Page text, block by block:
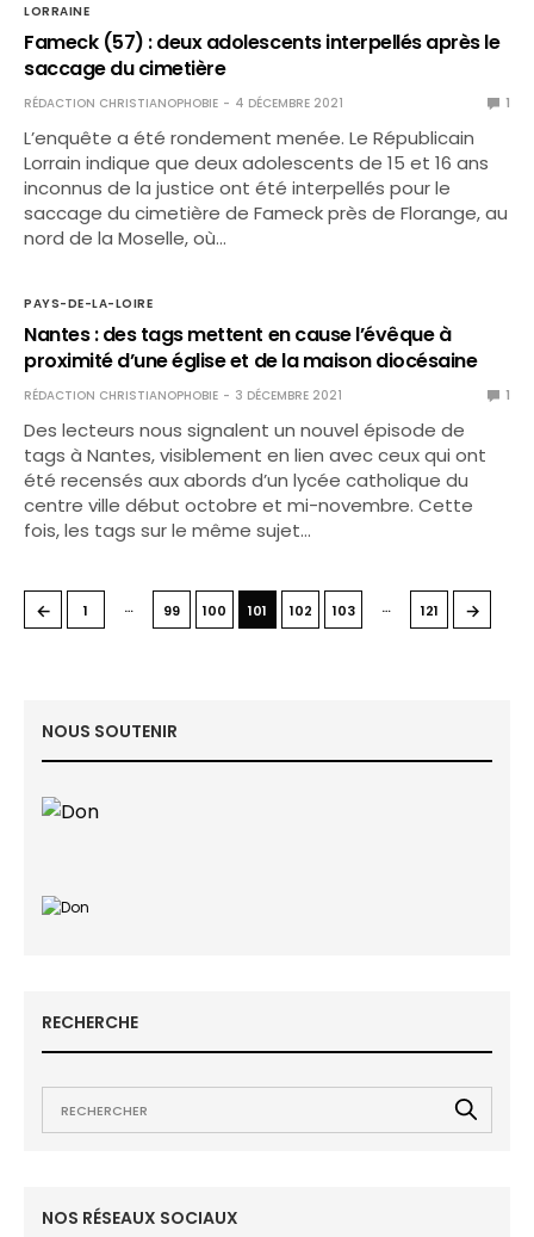
LORRAINE
Fameck (57) : deux adolescents interpellés après le
saccage du cimetière
RÉDACTION CHRISTIANOPHOBIE 4 DÉCEMBRE 2021 1
L’enquête a été rondement menée. Le Républicain
Lorrain indique que deux adolescents de 15 et 16 ans
inconnus de la justice ont été interpellés pour le
saccage du cimetière de Fameck près de Florange, au
nord de la Moselle, où…
PAYS-DE-LA-LOIRE
Nantes : des tags mettent en cause l’évêque à
proximité d’une église et de la maison diocésaine
RÉDACTION CHRISTIANOPHOBIE 3 DÉCEMBRE 2021 1
Des lecteurs nous signalent un nouvel épisode de
tags à Nantes, visiblement en lien avec ceux qui ont
été recensés aux abords d’un lycée catholique du
centre ville début octobre et mi-novembre. Cette
fois, les tags sur le même sujet…
← 1 … 99 100 101 102 103 … 121 →
NOUS SOUTENIR
RECHERCHE
NOS RÉSEAUX SOCIAUX